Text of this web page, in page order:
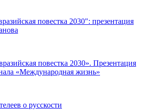
повестка 2030": презентация
повестка 2030». Презентация
«Международная жизнь»
о русскости